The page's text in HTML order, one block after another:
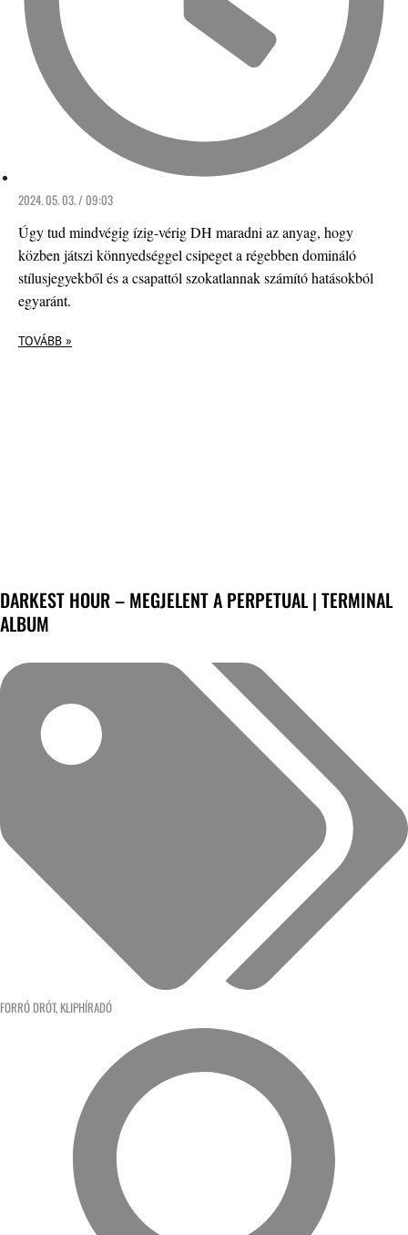
2024. 05. 03. / 09:03
Úgy tud mindvégig ízig-vérig DH maradni az anyag, hogy
közben játszi könnyedséggel csipeget a régebben domináló
stílusjegyekből és a csapattól szokatlannak számító hatásokból
egyaránt.
TOVÁBB »
DARKEST HOUR – MEGJELENT A PERPETUAL | TERMINAL
ALBUM
FORRÓ DRÓT, KLIPHÍRADÓ